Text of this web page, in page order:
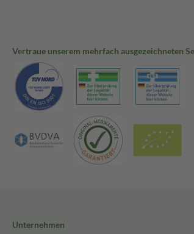
Vertraue unserem mehrfach ausgezeichneten
Unternehmen